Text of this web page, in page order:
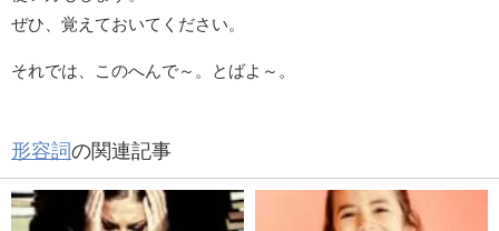
ぜひ、覚えておいてください。
それでは、このへんで～。とばよ～。
形容詞の関連記事